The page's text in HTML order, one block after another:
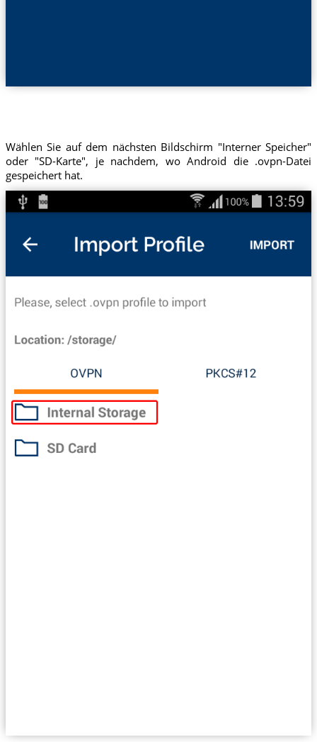
Wählen Sie auf dem nächsten Bildschirm "Interner Speicher"
oder "SD-Karte", je nachdem, wo Android die .ovpn-Datei
gespeichert hat.